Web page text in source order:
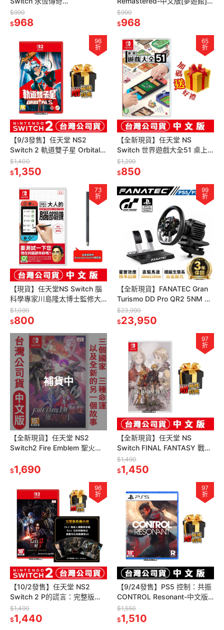
Remastered-中文版[夢遊館]雙
面封面設計
$990
$968
面封面設計
$990
$968
96
折
【9/3發售】任天堂 NS2
Switch 2 軌道雙子星 Orbitals
-中文版 [夢遊館] 雙人協力合作
遊戲
$1,400
$1,350
65
折
【全新現貨】任天堂 NS
Switch 世界遊戲大全51 桌上
益智派對遊戲-中日文版[夢遊
館]
$1,290
$850
73
折
【現貨】任天堂NS Switch 腦
科學專家川島隆太博士監修大
人的Nintendo Switch腦部/腦
力鍛鍊-中文版
$1,090
$800
99
折
【全新現貨】FANATEC Gran
Turismo DD Pro QR2 5NM GT
特仕版 直驅方向盤+雙踏板套
組
$23,990
$23,950
補貨中
【全新現貨】任天堂 NS2
Switch2 Fire Emblem 聖火降
[夢遊館]
$1,690
97
折
【全新現貨】任天堂 NS
Switch FINAL FANTASY 戰略
版：伊瓦利斯編年史-中文版[夢
遊館]最終幻想
$1,490
$1,450
96
折
【10/2發售】任天堂 NS2
Switch 2 P的謊言：完整版
(Lies of P)-中文版[夢遊館]
$1,490
$1,440
97
折
【9/24發售】PS5 控制：共振
CONTROL Resonant-中文版
[夢遊館]
$1,550
$1,510